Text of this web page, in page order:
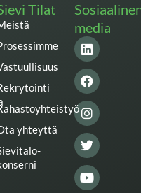
Tilat
yhteyttä
media
L
i
n
k
e
d
i
n
F
a
c
e
b
o
o
k
I
n
s
t
a
g
r
a
m
T
w
i
t
t
e
r
Y
o
u
t
u
b
e